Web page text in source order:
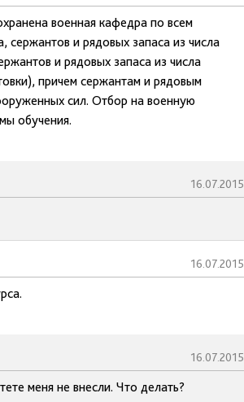
военная кафедра по всем
сержантов и рядовых запаса из числа
и рядовых запаса из числа
причем сержантам и рядовым
сил. Отбор на военную
обучения.
16.07.2015
16.07.2015
16.07.2015
меня не внесли. Что делать?